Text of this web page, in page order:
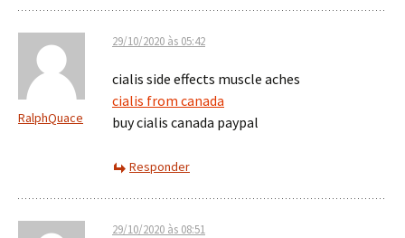
RalphQuace
29/10/2020 às 05:42
cialis side effects muscle aches
cialis from canada
buy cialis canada paypal
Responder
29/10/2020 às 08:51